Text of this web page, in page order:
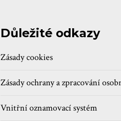
Důležité odkazy
Zásady cookies
Zásady ochrany a zpracování
Vnitřní oznamovací systém